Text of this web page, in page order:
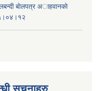
बाेलपत्र अाहवानकाे
सूचनाहरु